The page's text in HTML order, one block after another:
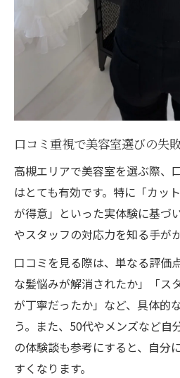
口コミ重視で美容室選びの失
高槻エリアで美容室を選ぶ際、
はとても有効です。特に「カッ
が得意」といった実体験に基づ
やスタッフの対応力を知る手が
口コミを見る際は、単なる評価
な髪悩みが解消されたか」「ス
が丁寧だったか」など、具体的
う。また、50代やメンズなど自
の体験談も参考にすると、自分
すくなります。